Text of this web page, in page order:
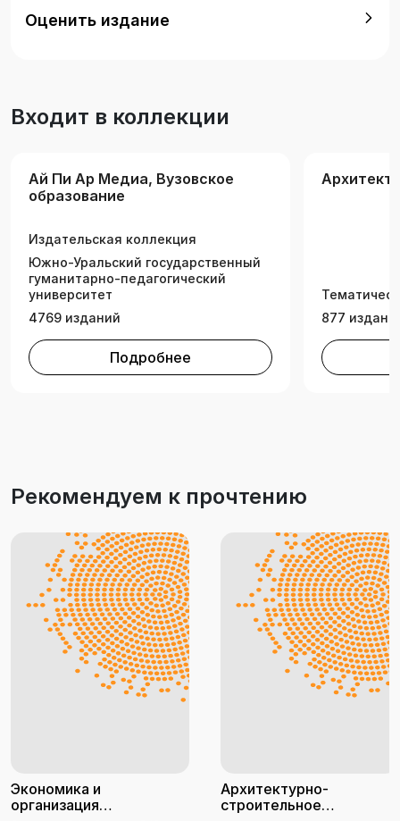
соответствии с Федеральным
государственным образовательным
изучающих дисциплину «Архитектурное
Оценить издание
Входит в коллекции
Ай Пи Ар Медиа, Вузовское
образование
Издательская коллекция
Южно-Уральский государственный
гуманитарно-педагогический
университет
4769 изданий
Подробнее
877
Рекомендуем к прочтению
Экономика и
организация
Архитектурно-
строительное